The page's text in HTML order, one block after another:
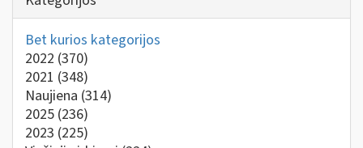
Bet kurios kategorijos
2022 (370)
2021 (348)
Naujiena (314)
2025 (236)
2023 (225)